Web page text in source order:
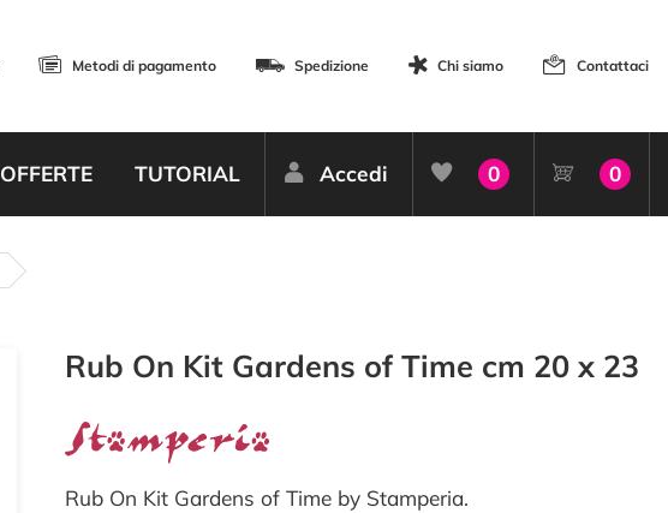
Metodi di pagamento Spedizione Chi siamo Contattaci
OFFERTE TUTORIAL Accedi 0 0
Rub On Kit Gardens of Time cm 20 x 23
Rub On Kit Gardens of Time by Stamperia.